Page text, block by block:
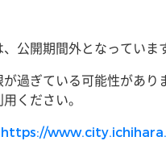
公開期間外となっていま
過ぎている可能性があり
ください。
https://